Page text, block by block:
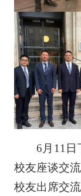
6月11
校友座谈交
校友出席交